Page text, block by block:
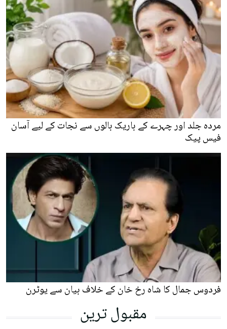
مردہ جلد اور چہرے کے باریک بالوں سے نجات کے لیے آسان
فیس پیک
فردوس جمال کا شاہ رخ خان کے خلاف بیان سے یوٹرن
مقبول ترین